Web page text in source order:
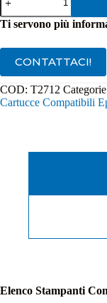
Compatibile
Epson
T2712
Ti servono più
CONTATTACI!
COD: T2712
Cartucce Compatibili
Elenco Stampanti